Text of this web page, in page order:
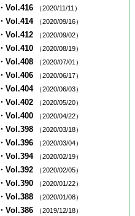
・Vol.416 （2020/11/11）
・Vol.414 （2020/09/16）
・Vol.412 （2020/09/02）
・Vol.410 （2020/08/19）
・Vol.408 （2020/07/01）
・Vol.406 （2020/06/17）
・Vol.404 （2020/06/03）
・Vol.402 （2020/05/20）
・Vol.400 （2020/04/22）
・Vol.398 （2020/03/18）
・Vol.396 （2020/03/04）
・Vol.394 （2020/02/19）
・Vol.392 （2020/02/05）
・Vol.390 （2020/01/22）
・Vol.388 （2020/01/08）
・Vol.386 （2019/12/18）